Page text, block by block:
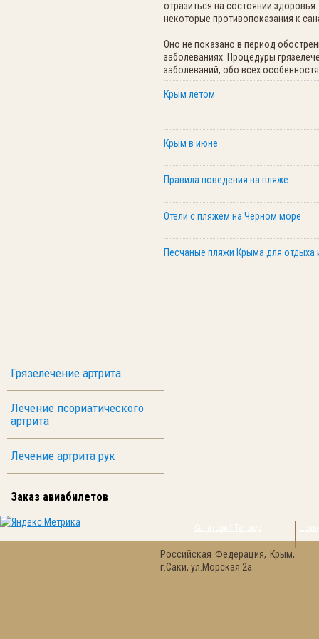
отразиться на состоянии
некоторые противопоказания к
Оно не показано в период
заболеваниях. Процедуры
заболеваний, обо всех
Крым летом
Крым в июне
Правила поведения на пляже
Отели с пляжем на Черном море
Песчаные пляжи Крыма для отдыха
Грязелечение артрита
Лечение псориатического
артрита
Лечение артрита рук
Заказ авиабилетов
Российская Федерация, Крым,
г.Саки, ул.Морская 2а.